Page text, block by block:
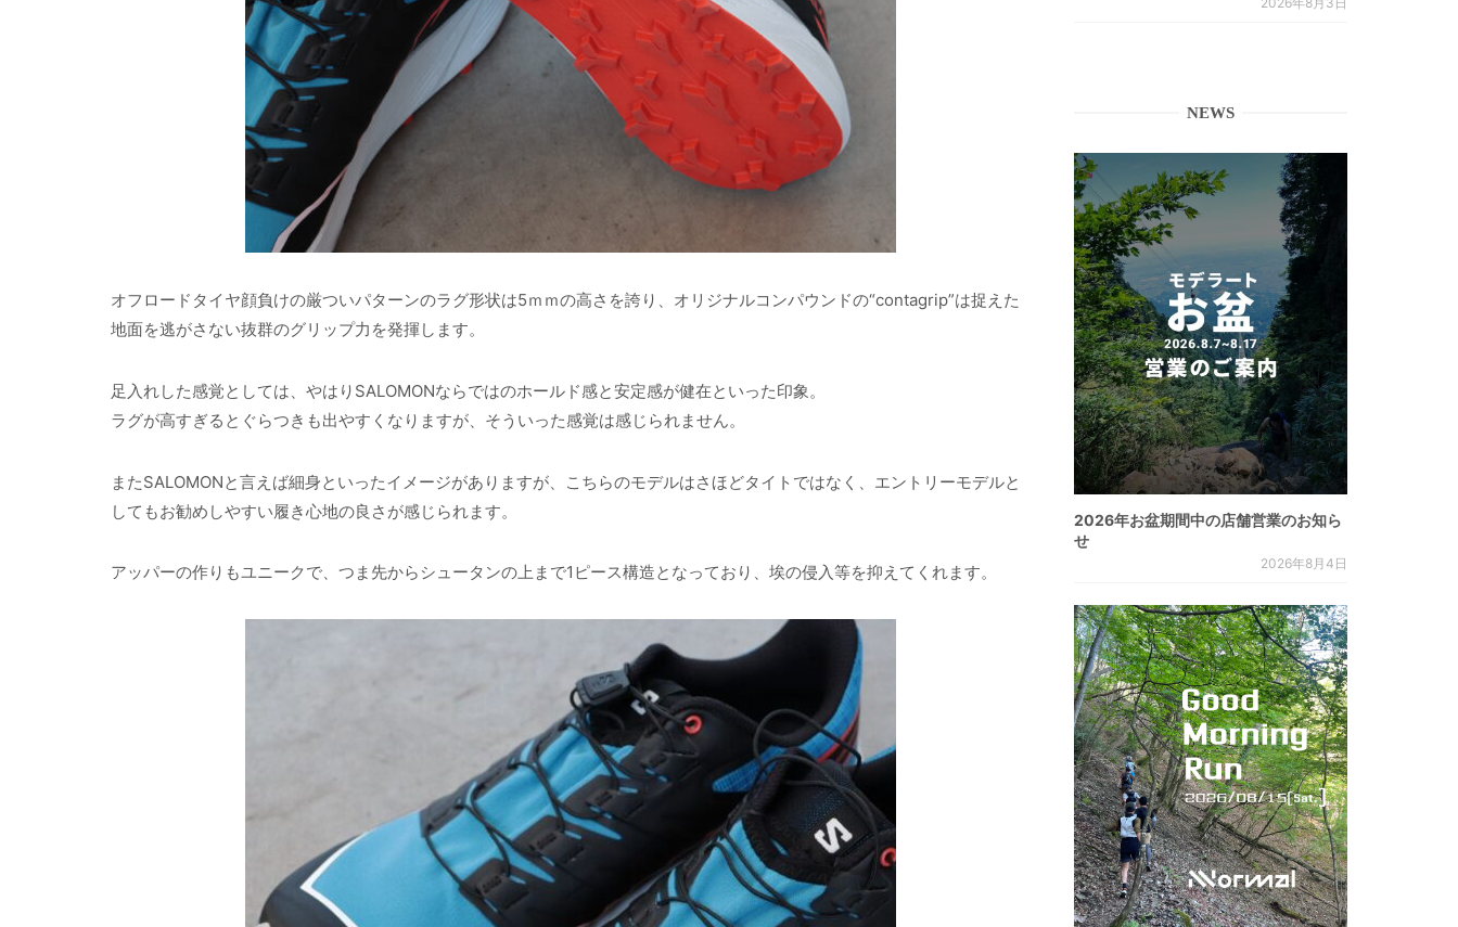
オフロードタイヤ顔負けの厳ついパターンのラグ形状は5ｍｍの高さを誇り、オリジナルコンパウンドの“contagrip”は捉えた
地面を逃がさない抜群のグリップ力を発揮します。
足入れした感覚としては、やはりSALOMONならではのホールド感と安定感が健在といった印象。
ラグが高すぎるとぐらつきも出やすくなりますが、そういった感覚は感じられません。
またSALOMONと言えば細身といったイメージがありますが、こちらのモデルはさほどタイトではなく、エントリーモデルと
してもお勧めしやすい履き心地の良さが感じられます。
アッパーの作りもユニークで、つま先からシュータンの上まで1ピース構造となっており、埃の侵入等を抑えてくれます。
NEWS
2026年お盆期間中の店舗営業のお知ら
せ
2026年8月4日